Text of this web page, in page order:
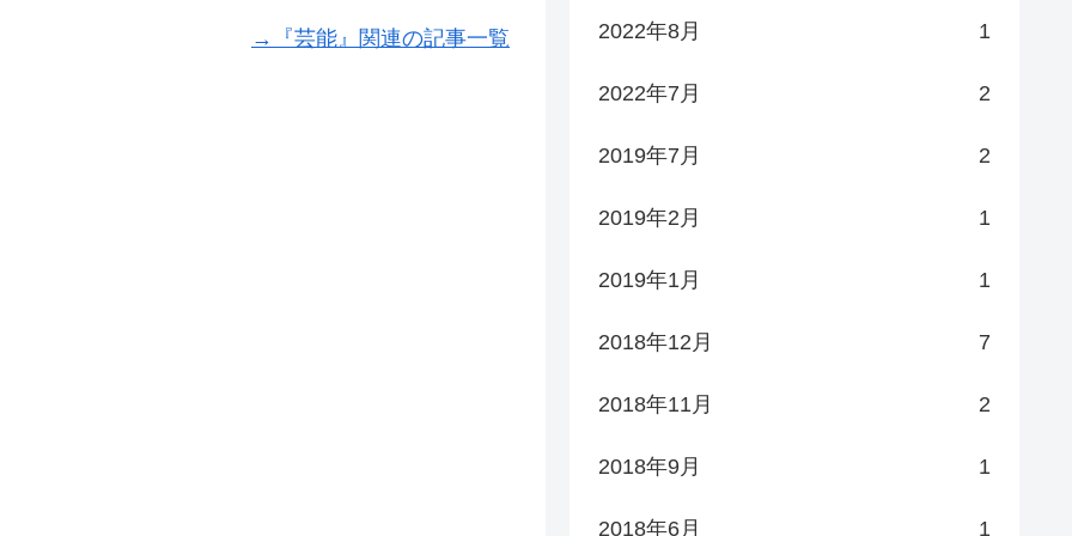
→『芸能』関連の記事一覧 2022年8月 1
2022年7月 2
2019年7月 2
2019年2月 1
2019年1月 1
2018年12月 7
2018年11月 2
2018年9月 1
2018年6月 1